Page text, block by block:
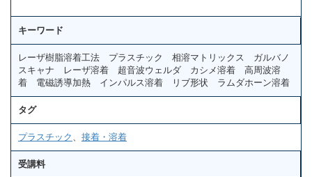
キーワード
レーザ樹脂溶着工法 プラスチック 相溶マトリックス ガルバノ
スキャナ レーザ溶着 超音波ウェルダ カシメ溶着 高周波溶
着 電磁誘導加熱 インパルス溶着 リブ形状 ラムダホーン溶着
タグ
プラスチック 接着・溶着
受講料